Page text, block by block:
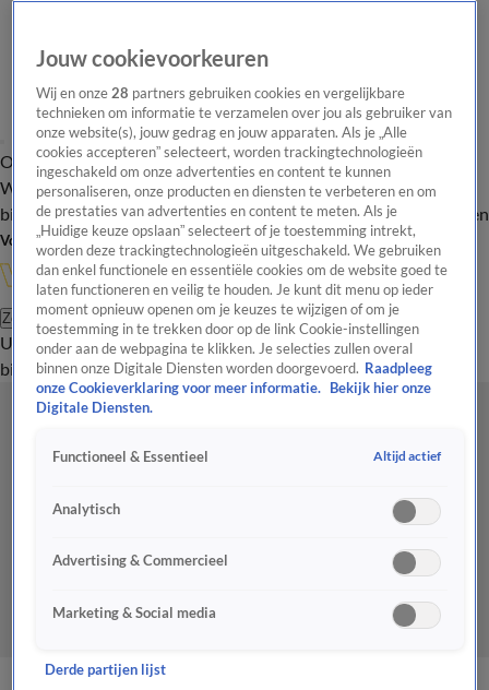
Overzicht Onze programma's Uitzendingen Onze gezichten
In de
WandelgangenInterviewsUitzending
bijwonenPodcastShopVeelgestelde vragenKijkersvraag insturen
Volg Vandaag Inside
Zoeken
UitzendingenVandaag InsideDe OranjezomerShopUitzending
bijwonen
Jouw cookievoorkeuren
Wij en onze28 partners gebruiken cookies en vergelijkbare
technieken om informatie te verzamelen over jou als gebruiker van
onze website(s), jouw gedrag en jouw apparaten. Als je „Alle
cookies accepteren” selecteert, worden trackingtechnologieën
ingeschakeld om onze advertenties en content te kunnen
personaliseren, onze producten en diensten te verbeteren en om
de prestaties van advertenties en content te meten. Als je
„Huidige keuze opslaan” selecteert of je toestemming intrekt,
worden deze trackingtechnologieën uitgeschakeld. We gebruiken
dan enkel functionele en essentiële cookies om de website goed te
laten functioneren en veilig te houden. Je kunt dit menu op ieder
moment opnieuw openen om je keuzes te wijzigen of om je
toestemming in te trekken door op de link Cookie-instellingen
onder aan de webpagina te klikken. Je selecties zullen overal
binnen onze Digitale Diensten worden doorgevoerd. Raadpleeg
onze Cookieverklaring voor meer informatie.
Bekijk hier onze
Digitale Diensten.
Functioneel & Essentieel Altijd actief
Analytisch
Advertising & Commercieel
Marketing & Social media
Derde partijen lijst